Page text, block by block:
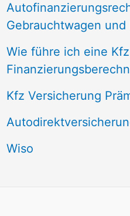
Gebrauchtwagen und
Wie führe ich eine Kfz
Kfz Versicherung
Wiso